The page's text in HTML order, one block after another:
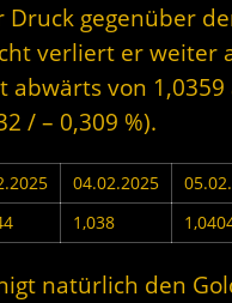
Druck gegenüber
verliert er weiter
abwärts von 1,0359
/ – 0,309 %).
04.02.2025
1,038
natürlich den